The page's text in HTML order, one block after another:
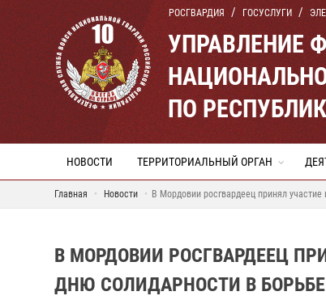
РОСГВАРДИЯ ГОСУСЛУГИ
УПРАВЛЕНИЕ
ПО
НОВОСТИ ТЕРРИТОРИАЛЬНЫЙ ОРГАН
Главная Новости В Мордовии росгвардеец принял
В МОРДОВИИ РОСГВАРДЕЕЦ
ДНЮ СОЛИДАРНОСТИ В